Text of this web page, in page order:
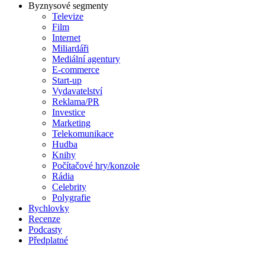
Byznysové segmenty
Televize
Film
Internet
Miliardáři
Mediální agentury
E-commerce
Start-up
Vydavatelství
Reklama/PR
Investice
Marketing
Telekomunikace
Hudba
Knihy
Počítačové hry/konzole
Rádia
Celebrity
Polygrafie
Rychlovky
Recenze
Podcasty
Předplatné